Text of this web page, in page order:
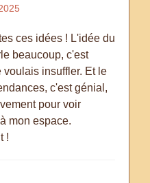
ces idées ! L'idée du
beaucoup, c'est
insuffler. Et le
c'est génial,
pour voir
mon espace.
!